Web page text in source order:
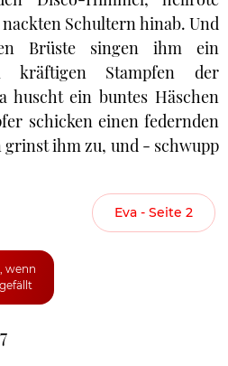
Schultern hinab. Und
Brüste singen ihm ein
kräftigen Stampfen der
huscht ein buntes Häschen
schicken einen federnden
ihm zu, und - schwupp
Eva - Seite 2
wenn